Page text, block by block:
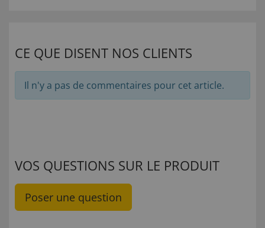
CE QUE DISENT NOS CLIENTS
Il n'y a pas de commentaires pour cet article.
VOS QUESTIONS SUR LE PRODUIT
Poser une question